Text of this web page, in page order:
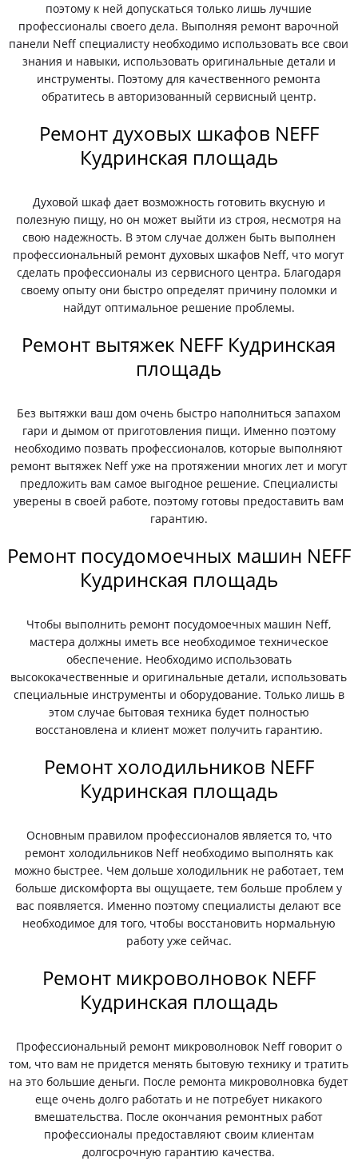
поэтому к ней допускаться только лишь лучшие
профессионалы своего дела. Выполняя ремонт варочной
панели Neff специалисту необходимо использовать все свои
знания и навыки, использовать оригинальные детали и
инструменты. Поэтому для качественного ремонта
обратитесь в авторизованный сервисный центр.
Ремонт духовых шкафов NEFF
Кудринская площадь
Духовой шкаф дает возможность готовить вкусную и
полезную пищу, но он может выйти из строя, несмотря на
свою надежность. В этом случае должен быть выполнен
профессиональный ремонт духовых шкафов Neff, что могут
сделать профессионалы из сервисного центра. Благодаря
своему опыту они быстро определят причину поломки и
найдут оптимальное решение проблемы.
Ремонт вытяжек NEFF Кудринская
площадь
Без вытяжки ваш дом очень быстро наполниться запахом
гари и дымом от приготовления пищи. Именно поэтому
необходимо позвать профессионалов, которые выполняют
ремонт вытяжек Neff уже на протяжении многих лет и могут
предложить вам самое выгодное решение. Специалисты
уверены в своей работе, поэтому готовы предоставить вам
гарантию.
Ремонт посудомоечных машин NEFF
Кудринская площадь
Чтобы выполнить ремонт посудомоечных машин Neff,
мастера должны иметь все необходимое техническое
обеспечение. Необходимо использовать
высококачественные и оригинальные детали, использовать
специальные инструменты и оборудование. Только лишь в
этом случае бытовая техника будет полностью
восстановлена и клиент может получить гарантию.
Ремонт холодильников NEFF
Кудринская площадь
Основным правилом профессионалов является то, что
ремонт холодильников Neff необходимо выполнять как
можно быстрее. Чем дольше холодильник не работает, тем
больше дискомфорта вы ощущаете, тем больше проблем у
вас появляется. Именно поэтому специалисты делают все
необходимое для того, чтобы восстановить нормальную
работу уже сейчас.
Ремонт микроволновок NEFF
Кудринская площадь
Профессиональный ремонт микроволновок Neff говорит о
том, что вам не придется менять бытовую технику и тратить
на это большие деньги. После ремонта микроволновка будет
еще очень долго работать и не потребует никакого
вмешательства. После окончания ремонтных работ
профессионалы предоставляют своим клиентам
долгосрочную гарантию качества.